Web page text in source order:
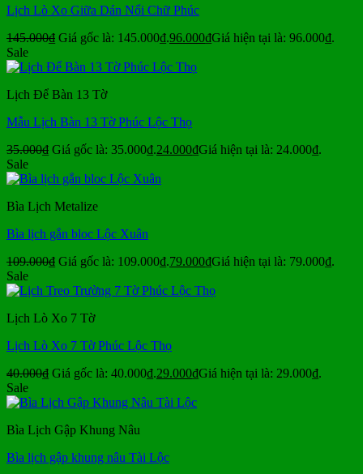
Lịch Lò Xo Giữa Dán Nổi Chữ Phúc
145.000₫ Giá gốc là: 145.000₫.96.000₫Giá hiện tại là: 96.000₫.
Sale
Lịch Để Bàn 13 Tờ
Mẫu Lịch Bàn 13 Tờ Phúc Lộc Thọ
35.000₫ Giá gốc là: 35.000₫.24.000₫Giá hiện tại là: 24.000₫.
Sale
Bìa Lịch Metalize
Bìa lịch gắn bloc Lộc Xuân
109.000₫ Giá gốc là: 109.000₫.79.000₫Giá hiện tại là: 79.000₫.
Sale
Lịch Lò Xo 7 Tờ
Lịch Lò Xo 7 Tờ Phúc Lộc Thọ
40.000₫ Giá gốc là: 40.000₫.29.000₫Giá hiện tại là: 29.000₫.
Sale
Bìa Lịch Gập Khung Nâu
Bìa lịch gập khung nâu Tài Lộc